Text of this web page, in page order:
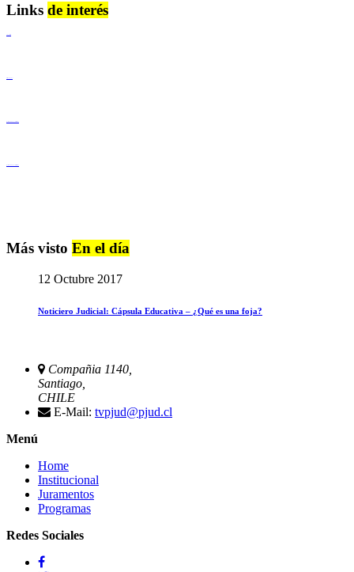
Links de interés
Más visto En el día
12 Octubre 2017
Noticiero Judicial: Cápsula Educativa – ¿Qué es una foja?
Compañia 1140,
Santiago,
CHILE
E-Mail: tvpjud@pjud.cl
Menú
Home
Institucional
Juramentos
Programas
Redes Sociales